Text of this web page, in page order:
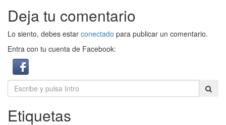
Deja tu comentario
Lo siento, debes estar conectado para publicar un comentario.
Entra con tu cuenta de Facebook:
Etiquetas